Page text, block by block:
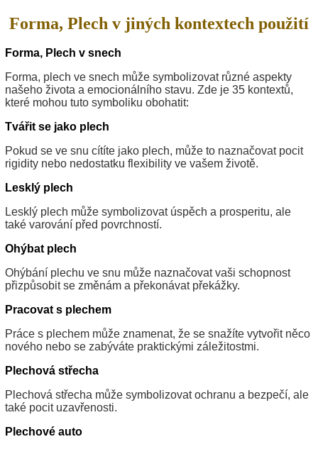
Forma, Plech v jiných kontextech použití
Forma, Plech v snech
Forma, plech ve snech může symbolizovat různé aspekty
našeho života a emocionálního stavu. Zde je 35 kontextů,
které mohou tuto symboliku obohatit:
Tvářit se jako plech
Pokud se ve snu cítíte jako plech, může to naznačovat pocit
rigidity nebo nedostatku flexibility ve vašem životě.
Lesklý plech
Lesklý plech může symbolizovat úspěch a prosperitu, ale
také varování před povrchností.
Ohýbat plech
Ohýbání plechu ve snu může naznačovat vaši schopnost
přizpůsobit se změnám a překonávat překážky.
Pracovat s plechem
Práce s plechem může znamenat, že se snažíte vytvořit něco
nového nebo se zabýváte praktickými záležitostmi.
Plechová střecha
Plechová střecha může symbolizovat ochranu a bezpečí, ale
také pocit uzavřenosti.
Plechové auto